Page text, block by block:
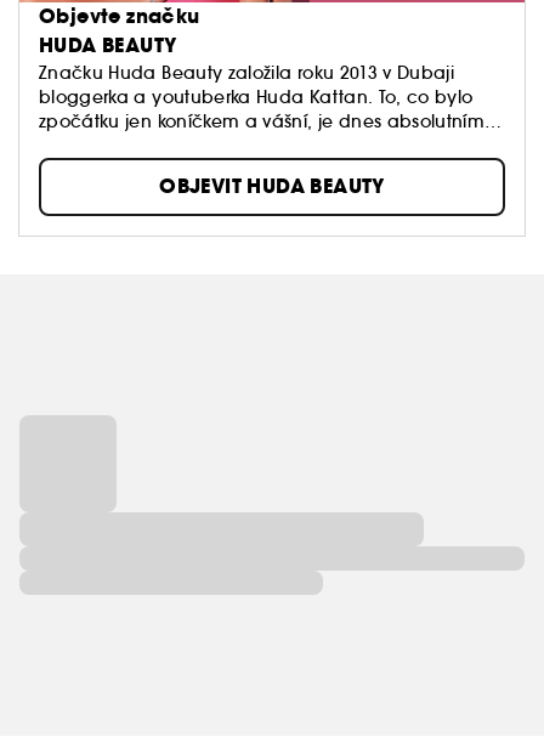
Objevte značku
HUDA BEAUTY
Značku Huda Beauty založila roku 2013 v Dubaji
bloggerka a youtuberka Huda Kattan. To, co bylo
zpočátku jen koníčkem a vášní, je dnes absolutním
Celý svět uchvátily paletky očních stínů a tekuté
rtěnky Liquid Matte Huda Beauty. Vyzkoušet byste
měli také dnes již ikonické paletky rozjasňovačů 3D
OBJEVIT HUDA BEAUTY